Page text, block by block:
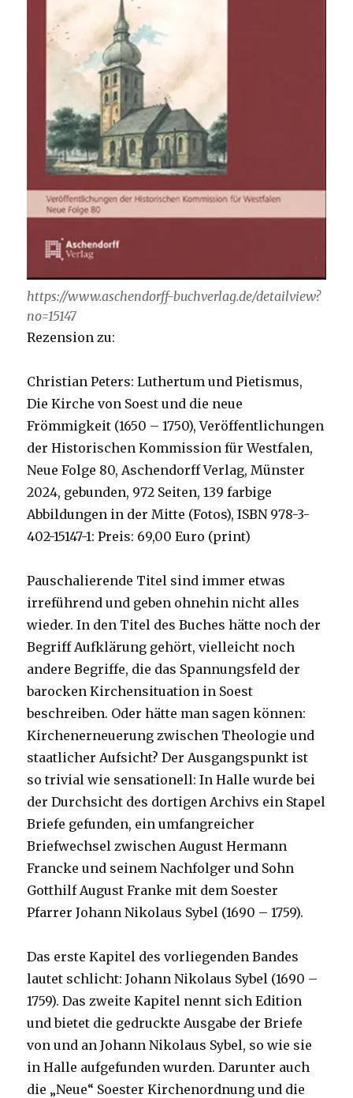
https://www.aschendorff-buchverlag.de/detailview?
no=15147
Rezension zu:
Christian Peters: Luthertum und Pietismus,
Die Kirche von Soest und die neue
Frömmigkeit (1650 – 1750), Veröffentlichungen
der Historischen Kommission für Westfalen,
Neue Folge 80, Aschendorff Verlag, Münster
2024, gebunden, 972 Seiten, 139 farbige
Abbildungen in der Mitte (Fotos), ISBN 978-3-
402-15147-1: Preis: 69,00 Euro (print)
Pauschalierende Titel sind immer etwas
irreführend und geben ohnehin nicht alles
wieder. In den Titel des Buches hätte noch der
Begriff Aufklärung gehört, vielleicht noch
andere Begriffe, die das Spannungsfeld der
barocken Kirchensituation in Soest
beschreiben. Oder hätte man sagen können:
Kirchenerneuerung zwischen Theologie und
staatlicher Aufsicht? Der Ausgangspunkt ist
so trivial wie sensationell: In Halle wurde bei
der Durchsicht des dortigen Archivs ein Stapel
Briefe gefunden, ein umfangreicher
Briefwechsel zwischen August Hermann
Francke und seinem Nachfolger und Sohn
Gotthilf August Franke mit dem Soester
Pfarrer Johann Nikolaus Sybel (1690 – 1759).
Das erste Kapitel des vorliegenden Bandes
lautet schlicht: Johann Nikolaus Sybel (1690 –
1759). Das zweite Kapitel nennt sich Edition
und bietet die gedruckte Ausgabe der Briefe
von und an Johann Nikolaus Sybel, so wie sie
in Halle aufgefunden wurden. Darunter auch
die „Neue“ Soester Kirchenordnung und die